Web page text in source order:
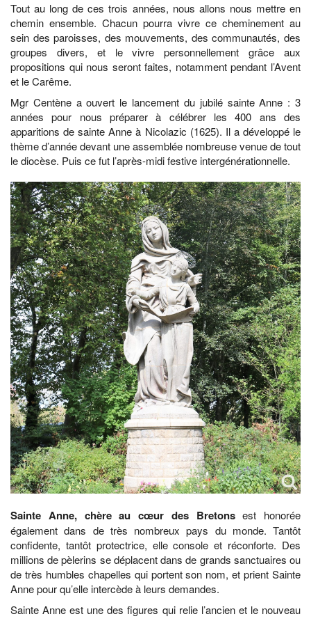
Tout au long de ces trois années, nous allons nous mettre en
chemin ensemble. Chacun pourra vivre ce cheminement au
sein des paroisses, des mouvements, des communautés, des
groupes divers, et le vivre personnellement grâce aux
propositions qui nous seront faites, notamment pendant l’Avent
et le Carême.
Mgr Centène a ouvert le lancement du jubilé sainte Anne : 3
années pour nous préparer à célébrer les 400 ans des
apparitions de sainte Anne à Nicolazic (1625). Il a développé le
thème d’année devant une assemblée nombreuse venue de tout
le diocèse. Puis ce fut l’après-midi festive intergénérationnelle.
Sainte Anne, chère au cœur des Bretonsest honorée
également dans de très nombreux pays du monde. Tantôt
confidente, tantôt protectrice, elle console et réconforte. Des
millions de pèlerins se déplacent dans de grands sanctuaires ou
de très humbles chapelles qui portent son nom, et prient Sainte
Anne pour qu’elle intercède à leurs demandes.
Sainte Anne est une des figures qui relie l’ancien et le nouveau